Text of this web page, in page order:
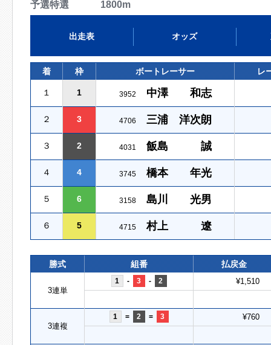
予選特選 1800m
出走表 オッズ
着 枠 ボートレーサー レ
１ 1 3952 中澤 和志
２ 3 4706 三浦 洋次朗
３ 2 4031 飯島 誠
４ 4 3745 橋本 年光
５ 6 3158 島川 光男
６ 5 4715 村上 遼
勝式 組番 払戻金
3連単
1 - 3 - 2 ¥1,510
3連複
1 = 2 = 3 ¥760